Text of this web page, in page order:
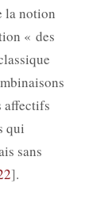
la notion
« des
affectifs
qui
sans
.